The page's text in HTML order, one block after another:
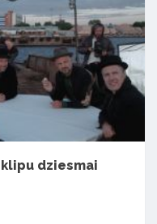
dziesmai